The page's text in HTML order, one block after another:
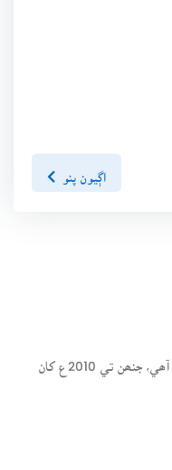
اڳيون پنو
سنڌسلامت ڪتاب گهر ھڪ آن لائين لائبريري آھي، جنھن تي 2010ع کان